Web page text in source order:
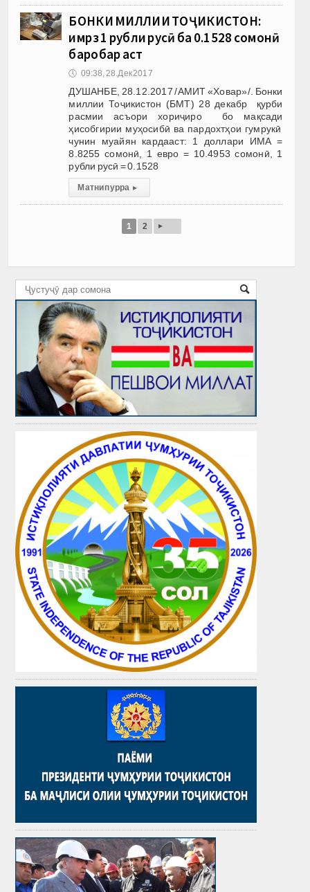
БОНКИ МИЛЛИИ ТОҶИКИСТОН:
имрӯз 1 рубли русӣ ба 0.1528 сомонӣ
баробар аст
🕔 09:38, 28.Дек 2017
ДУШАНБЕ, 28.12.2017 /АМИТ «Ховар»/. Бонки
миллии Тоҷикистон (БМТ) 28 декабр қурби
расмии асъори хориҷиро бо мақсади
ҳисобгирии муҳосибӣ ва пардохтҳои гумрукӣ
чунин муайян кардааст: 1 доллари ИМА =
8.8255 сомонӣ, 1 евро = 10.4953 сомонӣ, 1
рубли русӣ = 0.1528
Матни пурра ▸
1 2 ▸